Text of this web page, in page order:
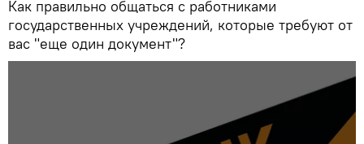
Как правильно общаться с работниками
государственных учреждений, которые требуют от
вас "еще один документ"?